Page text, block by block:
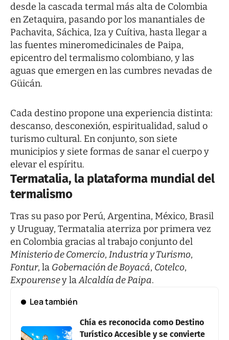
desde la cascada termal más alta de Colombia
en Zetaquira, pasando por los manantiales de
Pachavita, Sáchica, Iza y Cuítiva, hasta llegar a
las fuentes mineromedicinales de Paipa,
epicentro del termalismo colombiano, y las
aguas que emergen en las cumbres nevadas de
Güicán.
Cada destino propone una experiencia distinta:
descanso, desconexión, espiritualidad, salud o
turismo cultural. En conjunto, son siete
municipios y siete formas de sanar el cuerpo y
elevar el espíritu.
Termatalia, la plataforma mundial del
termalismo
Tras su paso por Perú, Argentina, México, Brasil
y Uruguay, Termatalia aterriza por primera vez
en Colombia gracias al trabajo conjunto del
Ministerio de Comercio, Industria y Turismo,
Fontur, la Gobernación de Boyacá, Cotelco,
Expourensey laAlcaldía de Paipa.
Lea también
Chía es reconocida como Destino
Turístico Accesible y se convierte